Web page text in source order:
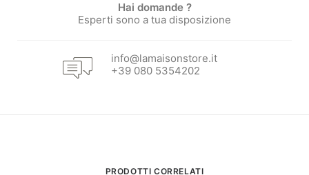
Hai domande ?
Esperti sono a tua disposizione
info@lamaisonstore.it
+39 080 5354202
PRODOTTI CORRELATI